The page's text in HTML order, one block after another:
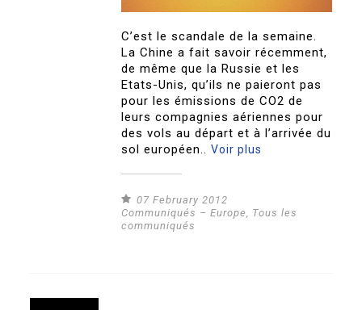
C’est le scandale de la semaine.
La Chine a fait savoir récemment,
de même que la Russie et les
Etats-Unis, qu’ils ne paieront pas
pour les émissions de CO2 de
leurs compagnies aériennes pour
des vols au départ et à l’arrivée du
sol européen..Voir plus
07 February 2012
Communiqués – Europe
Tous les
communiqués